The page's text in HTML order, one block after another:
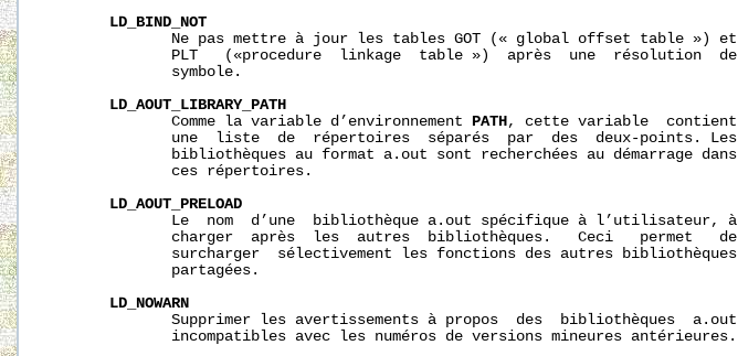
LD_BIND_NOT
              Ne pas mettre à jour les tables GOT (« global offset table ») et
              PLT   («procedure  linkage  table »)  après  une  résolution  de
              symbole.
LD_AOUT_LIBRARY_PATH
              Comme la variable d’environnement
PATH, cette variable  contient
              une  liste  de  répertoires  séparés  par  des  deux-points. Les
              bibliothèques au format a.out sont recherchées au démarrage dans
              ces répertoires.
LD_AOUT_PRELOAD
              Le  nom  d’une  bibliothèque a.out spécifique à l’utilisateur, à
              charger  après  les  autres  bibliothèques.   Ceci   permet   de
              surcharger  sélectivement les fonctions des autres bibliothèques
              partagées.
LD_NOWARN
              Supprimer les avertissements à propos  des  bibliothèques  a.out
              incompatibles avec les numéros de versions mineures antérieures.